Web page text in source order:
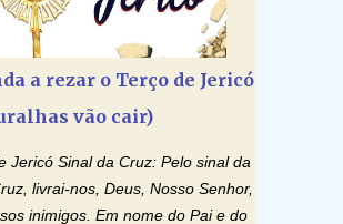
a rezar o Terço de Jericó
vão cair)
Jericó Sinal da Cruz: Pelo sinal da
livrai-nos, Deus, Nosso Senhor,
inimigos. Em nome do Pai e do